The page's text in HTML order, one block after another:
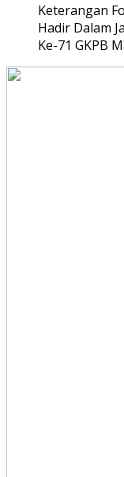
Keterangan
Hadir Dalam
Ke-71 GKPB